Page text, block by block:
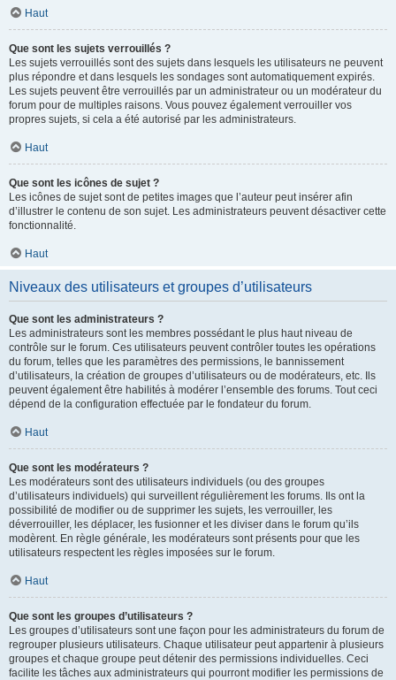
Haut
Que sont les sujets verrouillés ?
Les sujets verrouillés sont des sujets dans lesquels les utilisateurs ne peuvent
plus répondre et dans lesquels les sondages sont automatiquement expirés.
Les sujets peuvent être verrouillés par un administrateur ou un modérateur du
forum pour de multiples raisons. Vous pouvez également verrouiller vos
propres sujets, si cela a été autorisé par les administrateurs.
Haut
Que sont les icônes de sujet ?
Les icônes de sujet sont de petites images que l’auteur peut insérer afin
d’illustrer le contenu de son sujet. Les administrateurs peuvent désactiver cette
fonctionnalité.
Haut
Niveaux des utilisateurs et groupes d’utilisateurs
Que sont les administrateurs ?
Les administrateurs sont les membres possédant le plus haut niveau de
contrôle sur le forum. Ces utilisateurs peuvent contrôler toutes les opérations
du forum, telles que les paramètres des permissions, le bannissement
d’utilisateurs, la création de groupes d’utilisateurs ou de modérateurs, etc. Ils
peuvent également être habilités à modérer l’ensemble des forums. Tout ceci
dépend de la configuration effectuée par le fondateur du forum.
Haut
Que sont les modérateurs ?
Les modérateurs sont des utilisateurs individuels (ou des groupes
d’utilisateurs individuels) qui surveillent régulièrement les forums. Ils ont la
possibilité de modifier ou de supprimer les sujets, les verrouiller, les
déverrouiller, les déplacer, les fusionner et les diviser dans le forum qu’ils
modèrent. En règle générale, les modérateurs sont présents pour que les
utilisateurs respectent les règles imposées sur le forum.
Haut
Que sont les groupes d’utilisateurs ?
Les groupes d’utilisateurs sont une façon pour les administrateurs du forum de
regrouper plusieurs utilisateurs. Chaque utilisateur peut appartenir à plusieurs
groupes et chaque groupe peut détenir des permissions individuelles. Ceci
facilite les tâches aux administrateurs qui pourront modifier les permissions de